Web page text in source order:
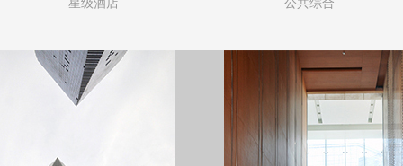
星级酒店 公共综合